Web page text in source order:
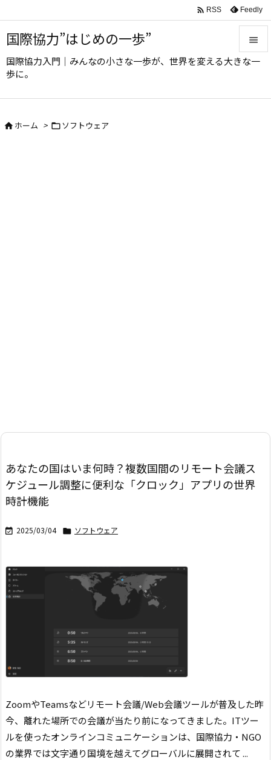
国際協力”はじめの一歩”
国際協力入門｜みんなの小さな一歩が、世界を変える大きな一
歩に。



 RSS Feedly
ホーム > ソフトウェア
あなたの国はいま何時？複数国間のリモート会議ス
ケジュール調整に便利な「クロック」アプリの世界
時計機能
 2025/03/04  ソフトウェア
ZoomやTeamsなどリモート会議/Web会議ツールが普及した昨
今、離れた場所での会議が当たり前になってきました。ITツー
ルを使ったオンラインコミュニケーションは、国際協力・NGO
の業界では文字通り国境を越えてグローバルに展開されて ...